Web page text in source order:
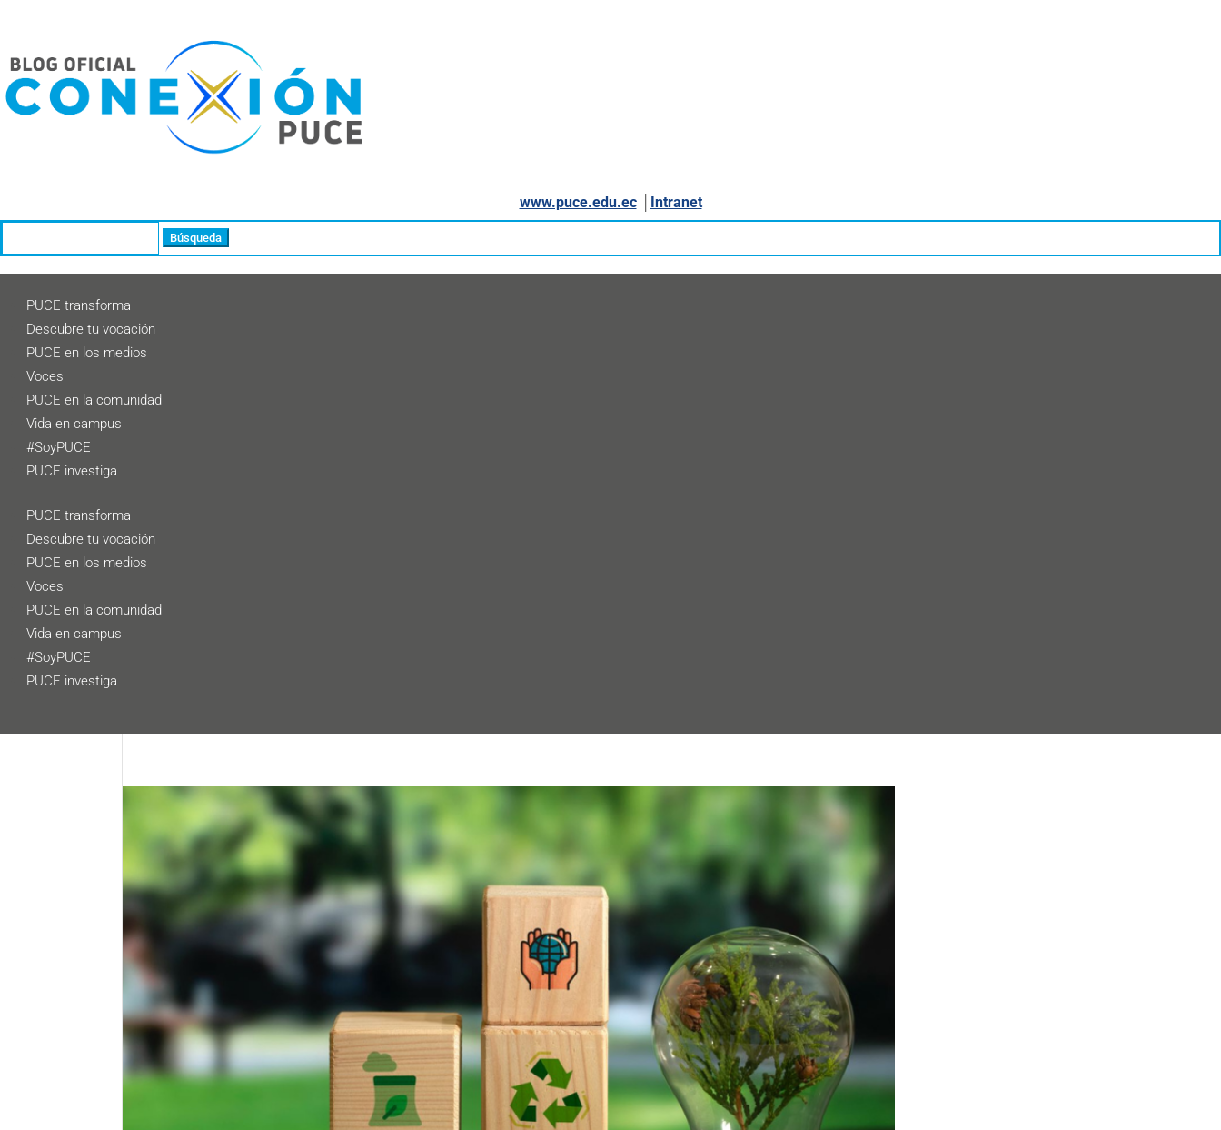
www.puce.edu.ec│ Intranet
PUCE transforma
Descubre tu vocación
PUCE en los medios
Voces
PUCE en la comunidad
Vida en campus
#SoyPUCE
PUCE investiga
PUCE transforma
Descubre tu vocación
PUCE en los medios
Voces
PUCE en la comunidad
Vida en campus
#SoyPUCE
PUCE investiga